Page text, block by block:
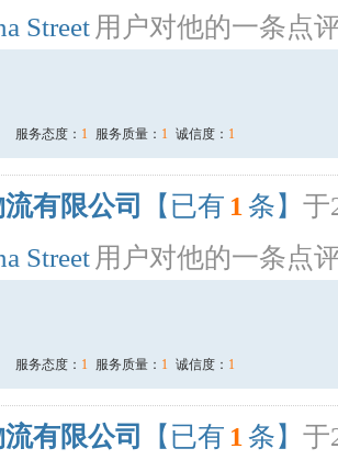
Street 用户对他的一条点
服务态度： 1 服务质量： 1 诚信度： 1
有限公司 【已有 1 条】 于
Street 用户对他的一条点
服务态度： 1 服务质量： 1 诚信度： 1
有限公司 【已有 1 条】 于